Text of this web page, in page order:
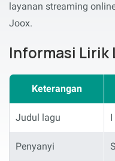
layanan streaming
Joox.
Informasi Lirik
Keterangan
Judul lagu
Penyanyi